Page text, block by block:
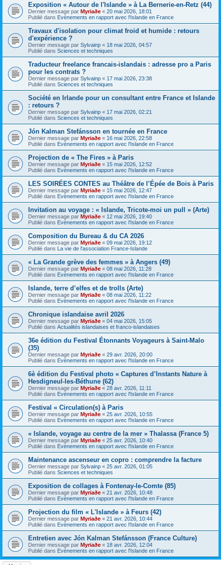
Exposition « Autour de l'Islande » à La Bernerie-en-Retz (44)
Dernier message par Myriaðe « 20 mai 2026, 18:01
Publié dans Evènements en rapport avec l'Islande en France
Travaux d'isolation pour climat froid et humide : retours
d'expérience ?
Dernier message par Sylvainp « 18 mai 2026, 04:57
Publié dans Sciences et techniques
Traducteur freelance francais-islandais : adresse pro a Paris
pour les contrats ?
Dernier message par Sylvainp « 17 mai 2026, 23:38
Publié dans Sciences et techniques
Société en Irlande pour un consultant entre France et Islande
: retours ?
Dernier message par Sylvainp « 17 mai 2026, 02:21
Publié dans Sciences et techniques
Jón Kalman Stefánsson en tournée en France
Dernier message par Myriaðe « 16 mai 2026, 22:58
Publié dans Evènements en rapport avec l'Islande en France
Projection de « The Fires » à Paris
Dernier message par Myriaðe « 15 mai 2026, 12:52
Publié dans Evènements en rapport avec l'Islande en France
LES SOIRÉES CONTES au Théâtre de l’Épée de Bois à Paris
Dernier message par Myriaðe « 15 mai 2026, 12:47
Publié dans Evènements en rapport avec l'Islande en France
Invitation au voyage : « Islande, Tricote-moi un pull » (Arte)
Dernier message par Myriaðe « 12 mai 2026, 19:40
Publié dans Evènements en rapport avec l'Islande en France
Composition du Bureau & du CA 2026
Dernier message par Myriaðe « 09 mai 2026, 19:12
Publié dans La vie de l'association France-Islande
« La Grande grève des femmes » à Angers (49)
Dernier message par Myriaðe « 08 mai 2026, 11:28
Publié dans Evènements en rapport avec l'Islande en France
Islande, terre d’elfes et de trolls (Arte)
Dernier message par Myriaðe « 08 mai 2026, 11:22
Publié dans Evènements en rapport avec l'Islande en France
Chronique islandaise avril 2026
Dernier message par Myriaðe « 04 mai 2026, 15:05
Publié dans Actualités islandaises et franco-islandaises
36e édition du Festival Étonnants Voyageurs à Saint-Malo
(35)
Dernier message par Myriaðe « 29 avr. 2026, 20:00
Publié dans Evènements en rapport avec l'Islande en France
6è édition du Festival photo « Captures d’Instants Nature à
Hesdigneul-les-Béthune (62)
Dernier message par Myriaðe « 28 avr. 2026, 11:11
Publié dans Evènements en rapport avec l'Islande en France
Festival « Circulation(s) à Paris
Dernier message par Myriaðe « 25 avr. 2026, 10:55
Publié dans Evènements en rapport avec l'Islande en France
« Islande, voyage au centre de la mer » Thalassa (France 5)
Dernier message par Myriaðe « 25 avr. 2026, 10:40
Publié dans Evènements en rapport avec l'Islande en France
Maintenance ascenseur en copro : comprendre la facture
Dernier message par Sylvainp « 25 avr. 2026, 01:05
Publié dans Sciences et techniques
Exposition de collages à Fontenay-le-Comte (85)
Dernier message par Myriaðe « 21 avr. 2026, 10:48
Publié dans Evènements en rapport avec l'Islande en France
Projection du film « L'Islande » à Feurs (42)
Dernier message par Myriaðe « 21 avr. 2026, 10:44
Publié dans Evènements en rapport avec l'Islande en France
Entretien avec Jón Kalman Stefánsson (France Culture)
Dernier message par Myriaðe « 18 avr. 2026, 12:04
Publié dans Evènements en rapport avec l'Islande en France